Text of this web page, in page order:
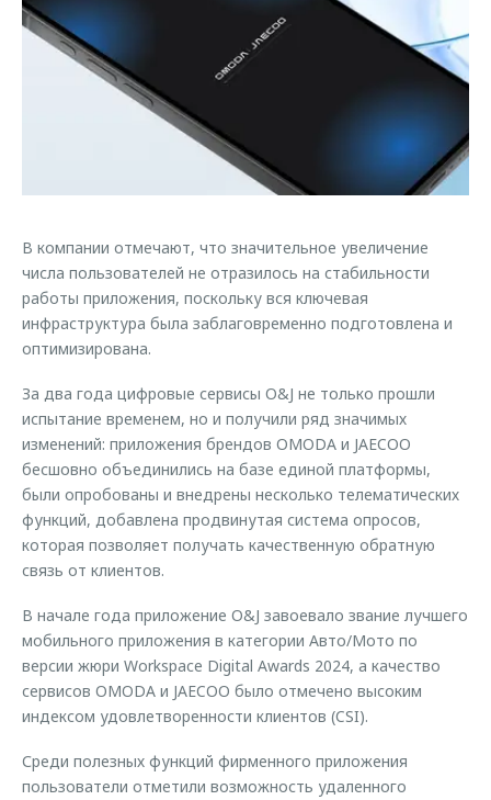
Страхование
Кредитный калькулятор
Одежда и сувениры
Запчасти
Трейд-ин
Калькулятор трейд-ин
Клиентская поддержка
O&J Автоклуб
Клуб владельцев OMODA
Оригинальные аксессуары
Запчасти
Обратная связь
В компании отмечают, что значительное увеличение
числа пользователей не отразилось на стабильности
работы приложения, поскольку вся ключевая
инфраструктура была заблаговременно подготовлена и
оптимизирована.
За два года цифровые сервисы O&J не только прошли
испытание временем, но и получили ряд значимых
изменений: приложения брендов OMODA и JAECOO
бесшовно объединились на базе единой платформы,
были опробованы и внедрены несколько телематических
функций, добавлена продвинутая система опросов,
которая позволяет получать качественную обратную
связь от клиентов.
В начале года приложение O&J завоевало звание лучшего
мобильного приложения в категории Авто/Мото по
версии жюри Workspace Digital Awards 2024, а качество
сервисов OMODA и JAECOO было отмечено высоким
индексом удовлетворенности клиентов (CSI).
Среди полезных функций фирменного приложения
пользователи отметили возможность удаленного